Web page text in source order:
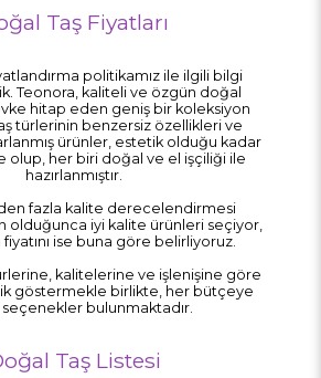
Taş Fiyatları
politikamız ile ilgili bilgi
Teonora, kaliteli ve özgün doğal
hitap eden geniş bir koleksiyon
türlerinin benzersiz özellikleri ve
ürünler, estetik olduğu kadar
olup, her biri doğal ve el işçiliği ile
hazırlanmıştır.
fazla kalite derecelendirmesi
olduğunca iyi kalite ürünleri seçiyor,
ise buna göre belirliyoruz.
kalitelerine ve işlenişine göre
göstermekle birlikte, her bütçeye
bulunmaktadır.
Taş Listesi